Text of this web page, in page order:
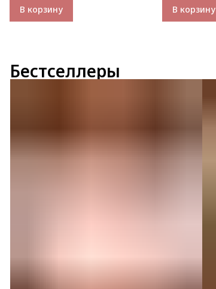
В корзину
В корзину
Бестселлеры